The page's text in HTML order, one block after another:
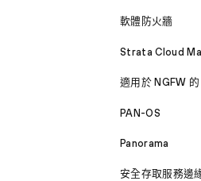
軟體防火牆
Strata Cloud
適用於 NGFW
PAN-OS
Panorama
安全存取服務邊